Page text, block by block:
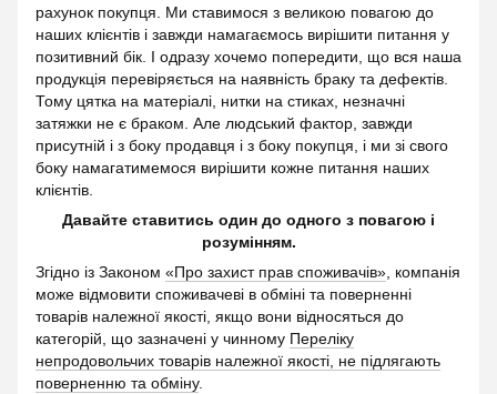
рахунок покупця. Ми ставимося з великою повагою до
наших клієнтів і завжди намагаємось вирішити питання у
позитивний бік. І одразу хочемо попередити, що вся наша
продукція перевіряється на наявність браку та дефектів.
Тому цятка на матеріалі, нитки на стиках, незначні
затяжки не є браком. Але людський фактор, завжди
присутній і з боку продавця і з боку покупця, і ми зі свого
боку намагатимемося вирішити кожне питання наших
клієнтів.
Давайте ставитись один до одного з повагою і
розумінням.
Згідно із Законом «Про захист прав споживачів» , компанія
може відмовити споживачеві в обміні та поверненні
товарів належної якості, якщо вони відносяться до
категорій, що зазначені у чинному Переліку
непродовольчих товарів належної якості, не підлягають
поверненню та обміну.